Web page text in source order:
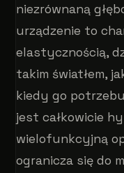
niezrównaną
urządzenie to
elastycznością,
takim światłem,
kiedy go
jest całkowicie
wielofunkcyjną
ogranicza się do